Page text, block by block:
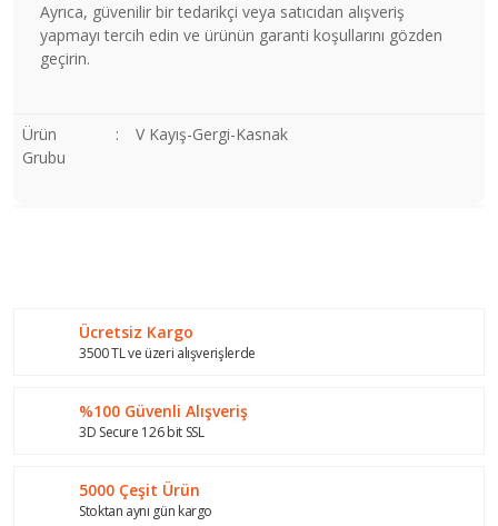
Ayrıca, güvenilir bir tedarikçi veya satıcıdan alışveriş
yapmayı tercih edin ve ürünün garanti koşullarını gözden
geçirin.
Ürün
Grubu
: V Kayış-Gergi-Kasnak
Ürün resmi kalitesiz, bozuk veya görüntülenemiyor.
Ürün bilgilerinde hatalar bulunuyor.
Bu ürüne benzer farklı alternatifler olmalı.
Ücretsiz Kargo
3500 TL ve üzeri alışverişlerde
%100 Güvenli Alışveriş
3D Secure 126 bit SSL
5000 Çeşit Ürün
Stoktan aynı gün kargo